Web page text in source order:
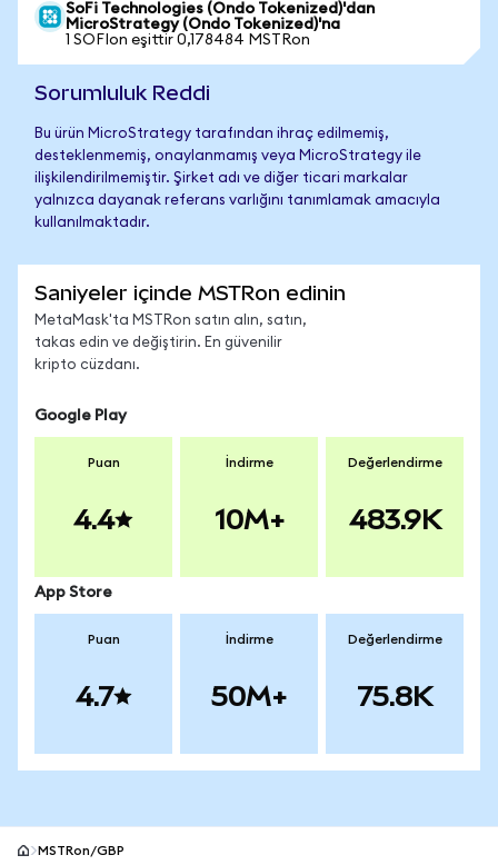
SoFi Technologies (Ondo Tokenized)'dan
MicroStrategy (Ondo Tokenized)'na
1 SOFIon eşittir 0,178484 MSTRon
Sorumluluk Reddi
Bu ürün MicroStrategy tarafından ihraç edilmemiş,
desteklenmemiş, onaylanmamış veya MicroStrategy ile
ilişkilendirilmemiştir. Şirket adı ve diğer ticari markalar
yalnızca dayanak referans varlığını tanımlamak amacıyla
kullanılmaktadır.
Saniyeler içinde MSTRon edinin
MetaMask'ta MSTRon satın alın, satın,
takas edin ve değiştirin. En güvenilir
kripto cüzdanı.
Google Play
Puan
4.4
İndirme
10M+
Değerlendirme
483.9K
App Store
Puan
4.7
İndirme
50M+
Değerlendirme
75.8K
MSTRon/GBP